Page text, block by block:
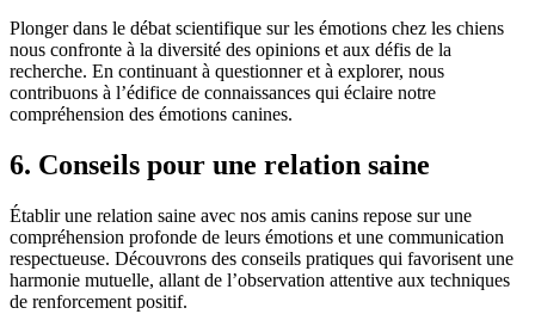
Plonger dans le débat scientifique sur les émotions chez les chiens
nous confronte à la diversité des opinions et aux défis de la
recherche. En continuant à questionner et à explorer, nous
contribuons à l’édifice de connaissances qui éclaire notre
compréhension des émotions canines.
6. Conseils pour une relation saine
Établir une relation saine avec nos amis canins repose sur une
compréhension profonde de leurs émotions et une communication
respectueuse. Découvrons des conseils pratiques qui favorisent une
harmonie mutuelle, allant de l’observation attentive aux techniques
de renforcement positif.